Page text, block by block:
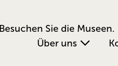
Besuchen Sie die Museen.
Über uns